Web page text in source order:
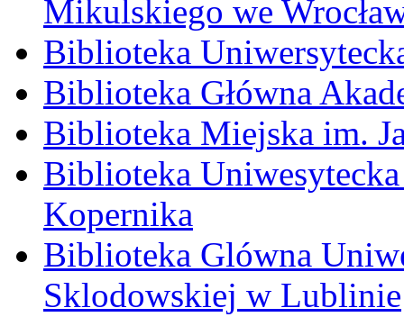
Mikulskiego we
Biblioteka
Biblioteka Główna
Biblioteka Miejska im.
Biblioteka
Kopernika
Biblioteka Glówna
Sklodowskiej w Lublinie